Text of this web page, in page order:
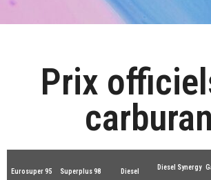
Prix
Eurosuper 95 Superplus 98 Diesel
Diesel Synergy